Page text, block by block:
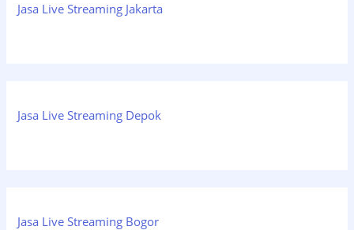
Jasa Live Streaming Jakarta
Jasa Live Streaming Depok
Jasa Live Streaming Bogor